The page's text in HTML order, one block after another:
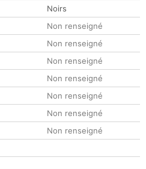
Noirs
Non renseigné
Non renseigné
Non renseigné
Non renseigné
Non renseigné
Non renseigné
Non renseigné